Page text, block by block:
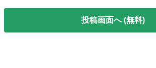
投稿画面へ (無料)